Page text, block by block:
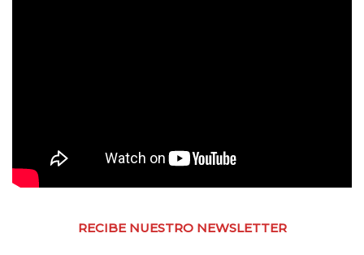
RECIBE NUESTRO NEWSLETTER